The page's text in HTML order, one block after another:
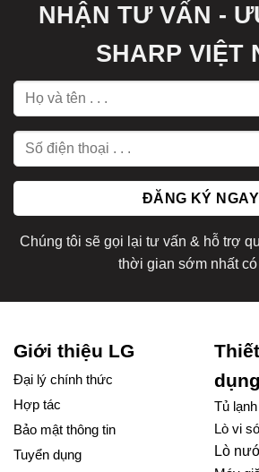
NHẬN TƯ VẤN -
SHARP VIỆT
Chúng tôi sẽ gọi lại tư vấn & hỗ trợ
thời gian sớm nhất có
Giới thiệu LG
Đại lý chính thức
Hợp tác
Bảo mật thông tin
Tuyển dụng
dụng
Tủ lạnh
Lò vi
Lò